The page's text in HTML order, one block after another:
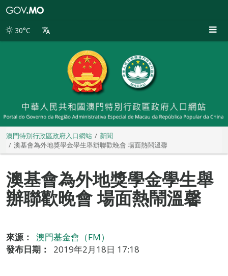
別
30°C
澳門特別行政區政府入口網站
新聞
澳基會為外地獎學金學生舉辦聯歡晚會 場面熱鬧溫馨
澳基會為外地獎學金學生舉
辦聯歡晚會 場面熱鬧溫馨
來源：
澳門基金會（FM）
發布日期：
2019年2月18日 17:18